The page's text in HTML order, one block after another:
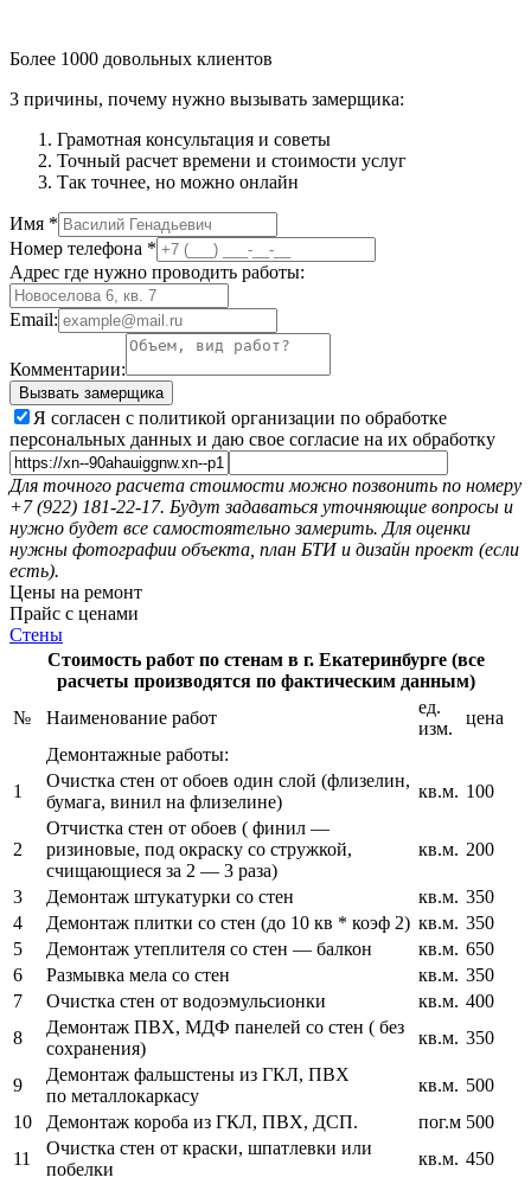
Более 1000 довольных клиентов
3 причины, почему нужно вызывать замерщика:
Грамотная консультация и советы
Точный расчет времени и стоимости услуг
Так точнее, но можно онлайн
Имя *
Номер телефона *
Адрес где нужно проводить работы:
Email:
Комментарии:
Вызвать замерщика
Я согласен с политикой организации по обработке
персональных данных и даю свое согласие на их обработку
Для точного расчета стоимости можно позвонить по номеру
+7 (922) 181-22-17. Будут задаваться уточняющие вопросы и
нужно будет все самостоятельно замерить. Для оценки
нужны фотографии объекта, план БТИ и дизайн проект (если
есть).
Цены на ремонт
Прайс с ценами
Стены
Стоимость работ по стенам в г. Екатеринбурге (все
расчеты производятся по фактическим данным)
№
Наименование работ
ед.
изм.
цена
Демонтажные работы:
1
Очистка стен от обоев один слой (флизелин,
бумага, винил на флизелине)
кв.м. 100
2
Отчистка стен от обоев ( финил —
ризиновые, под окраску со стружкой,
счищающиеся за 2 — 3 раза)
кв.м. 200
3 Демонтаж штукатурки со стен кв.м. 350
4
Демонтаж плитки со стен (до 10 кв * коэф 2) кв.м. 350
5
Демонтаж утеплителя со стен — балкон кв.м. 650
6
Размывка мела со стен кв.м. 350
7
Очистка стен от водоэмульсионки кв.м. 400
8
Демонтаж ПВХ, МДФ панелей со стен ( без
сохранения)
кв.м. 350
9
Демонтаж фальшстены из ГКЛ, ПВХ
по металлокаркасу
кв.м. 500
10
Демонтаж короба из ГКЛ, ПВХ, ДСП. пог.м 500
11
Очистка стен от краски, шпатлевки или
побелки
кв.м. 450